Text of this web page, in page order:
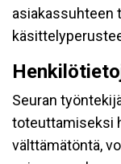
asiakassuhteen
Seuran
toteuttamiseksi
välttämätöntä,